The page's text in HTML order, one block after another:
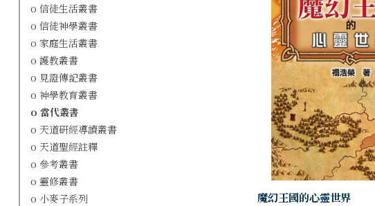
o 信徒生活叢書
o 信徒神學叢書
o 家庭生活叢書
o 護教叢書
o 見證傳記叢書
o 神學教育叢書
o 當代叢書
o 天道研經導讀叢書
o 天道聖經註釋
o 參考叢書
o 靈修叢書
o 小麥子系列
魔幻王國的心靈世界